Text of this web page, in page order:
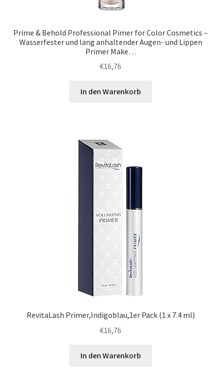
Prime & Behold Professional Pimer for Color Cosmetics –
Wasserfester und lang anhaltender Augen- und Lippen
Primer Make…
€16,76
In den Warenkorb
RevitaLash Primer,Indigoblau,1er Pack (1 x 7.4 ml)
€16,76
In den Warenkorb